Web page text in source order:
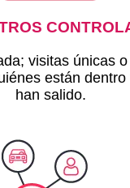
visitas únicas
están
han salido.